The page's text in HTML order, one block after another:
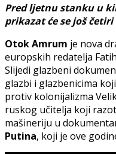
Pred ljetnu stanku u
prikazat će se još
Otok Amrum je nova
europskih redatelja
Slijedi glazbeni
glazbi i glazbenicima
protiv kolonijalizma
ruskog učitelja koji
mašineriju u
Putina, koji je ove